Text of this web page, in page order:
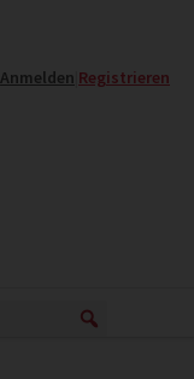
Anmelden Registrieren